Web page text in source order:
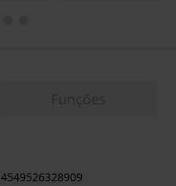
4549526328909